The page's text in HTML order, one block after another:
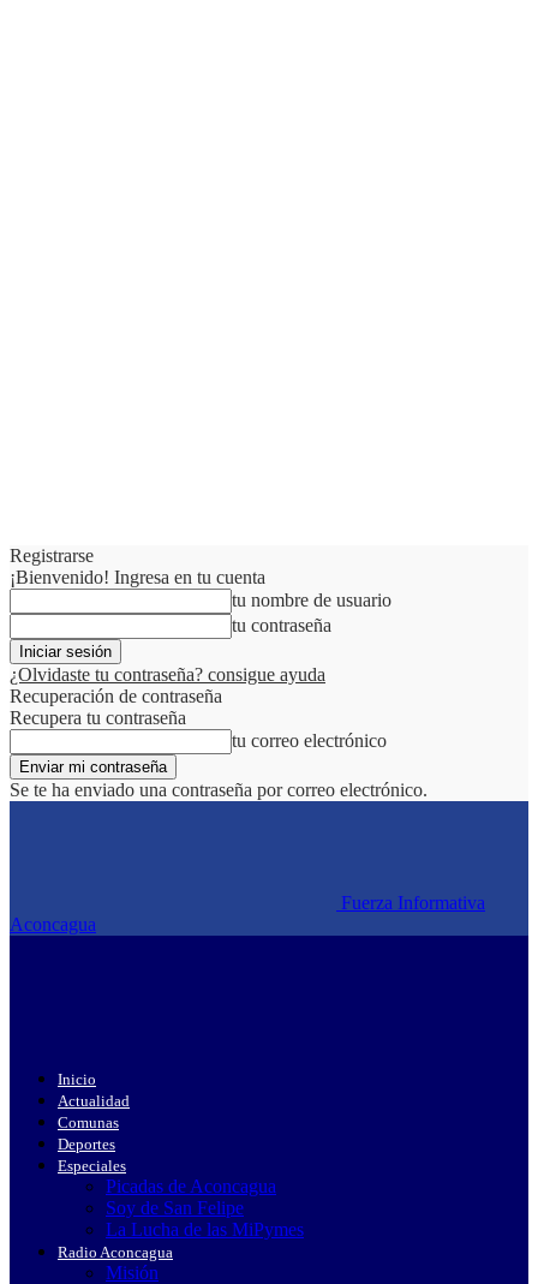
Registrarse
¡Bienvenido! Ingresa en tu cuenta
tu nombre de usuario
tu contraseña
¿Olvidaste tu contraseña? consigue ayuda
Recuperación de contraseña
Recupera tu contraseña
tu correo electrónico
Se te ha enviado una contraseña por correo electrónico.
Fuerza Informativa
Aconcagua
Inicio
Actualidad
Comunas
Deportes
Especiales
Picadas de Aconcagua
Soy de San Felipe
La Lucha de las MiPymes
Radio Aconcagua
Misión